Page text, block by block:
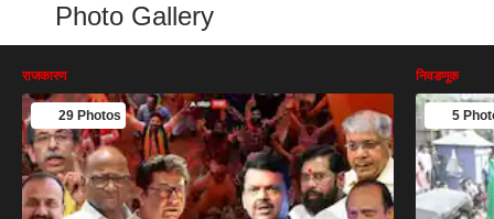
Photo Gallery
राजकारण
29 Photos
निवडणूक
5